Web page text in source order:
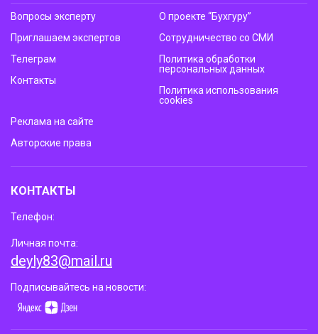
Вопросы эксперту
Приглашаем экспертов
Телеграм
Контакты
О проекте “Бухгуру”
Сотрудничество со СМИ
Политика обработки
персональных данных
Политика использования
cookies
Реклама на сайте
Авторские права
КОНТАКТЫ
Телефон:
Личная почта:
deyly83@mail.ru
Подписывайтесь на новости: